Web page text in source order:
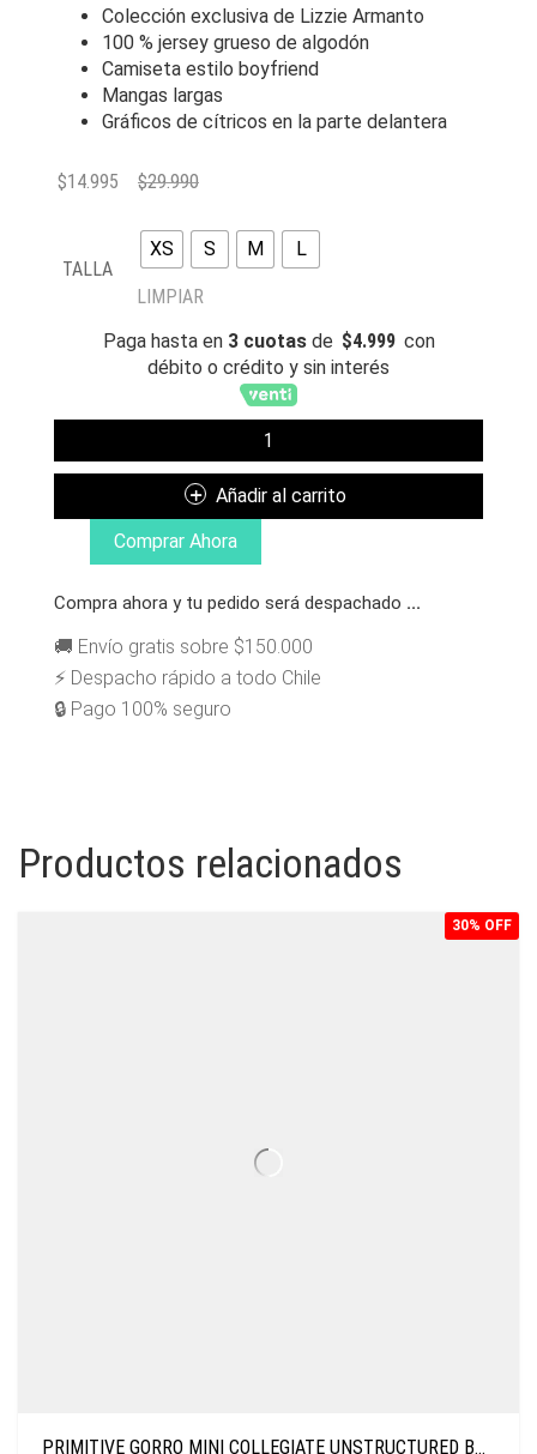
Colección exclusiva de Lizzie Armanto
100 % jersey grueso de algodón
Camiseta estilo boyfriend
Mangas largas
Gráficos de cítricos en la parte delantera
$29.990
$14.995
TALLA
XS S M L
LIMPIAR
Paga hasta en 3 cuotasde $4.999 con
débito o crédito y sin interés
POLERA
ARMANTO
CANTIDAD
Añadir al carrito
Comprar Ahora
Compra ahora y tu pedido será despachado ...
🚚 Envío gratis sobre $150.000
⚡ Despacho rápido a todo Chile
🔒 Pago 100% seguro
Productos relacionados
30% OFF
PRIMITIVE GORRO MINI COLLEGIATE UNSTRUCTURED BURGUNDY